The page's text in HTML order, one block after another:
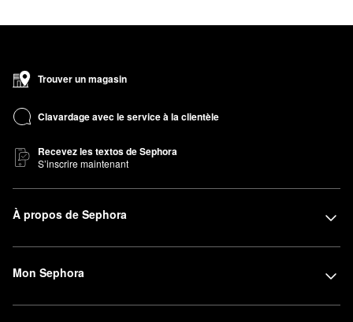
Trouver un magasin
Clavardage avec le service à la clientèle
Recevez les textos de Sephora
S’inscrire maintenant
À propos de Sephora
Mon Sephora